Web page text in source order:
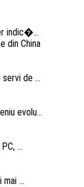
indic�...
de ...
evolu...
...
...